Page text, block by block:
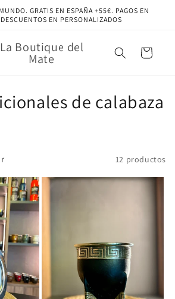
GRATIS EN ESPAÑA +55€. PAGOS EN
EN PERSONALIZADOS
La Boutique del
Mate Carrito
de calabaza
12 productos